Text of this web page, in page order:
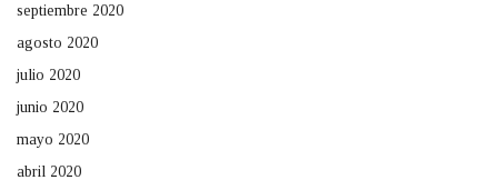
septiembre 2020
agosto 2020
julio 2020
junio 2020
mayo 2020
abril 2020